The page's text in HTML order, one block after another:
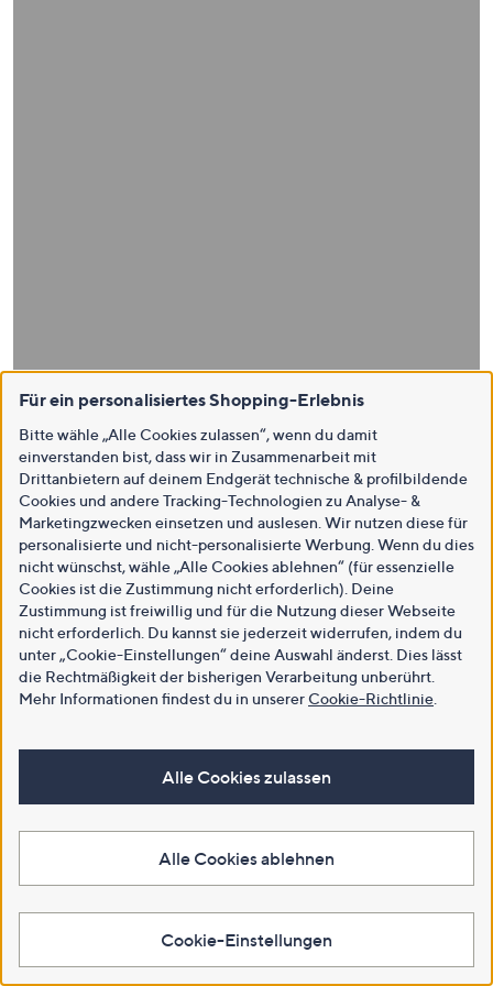
Für ein personalisiertes Shopping-Erlebnis
Bitte wähle „Alle Cookies zulassen“, wenn du damit
einverstanden bist, dass wir in Zusammenarbeit mit
Drittanbietern auf deinem Endgerät technische & profilbildende
Cookies und andere Tracking-Technologien zu Analyse- &
Marketingzwecken einsetzen und auslesen. Wir nutzen diese für
personalisierte und nicht-personalisierte Werbung. Wenn du dies
nicht wünschst, wähle „Alle Cookies ablehnen“ (für essenzielle
Cookies ist die Zustimmung nicht erforderlich). Deine
Zustimmung ist freiwillig und für die Nutzung dieser Webseite
nicht erforderlich. Du kannst sie jederzeit widerrufen, indem du
unter „Cookie-Einstellungen“ deine Auswahl änderst. Dies lässt
die Rechtmäßigkeit der bisherigen Verarbeitung unberührt.
Mehr Informationen findest du in unsererCookie-Richtlinie
Alle Cookies zulassen
Alle Cookies ablehnen
Cookie-Einstellungen